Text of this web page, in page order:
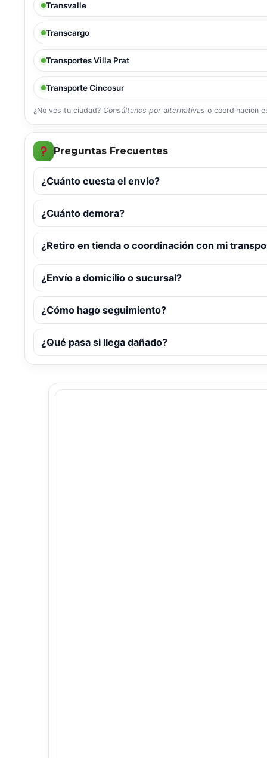
Transvalle
Transcargo
Transportes Villa Prat
Transporte Cincosur
¿No ves tu ciudad? Consúltanos por alternativas o coordinación
Preguntas Frecuentes
¿Cuánto cuesta el envío?
¿Cuánto demora?
¿Retiro en tienda o coordinación con mi
¿Envío a domicilio o sucursal?
¿Cómo hago seguimiento?
¿Qué pasa si llega dañado?